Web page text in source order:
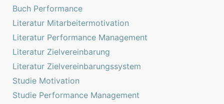
Buch Performance
Literatur Mitarbeitermotivation
Literatur Performance Management
Literatur Zielvereinbarung
Literatur Zielvereinbarungssystem
Studie Motivation
Studie Performance Management